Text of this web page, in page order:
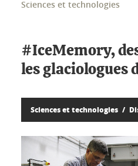
Sciences et technologies
#IceMemory,
les glaciologues
Sciences et technologies